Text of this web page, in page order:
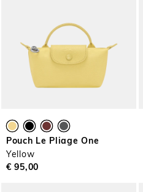
Pouch Le Pliage One
Yellow
€ 95,00